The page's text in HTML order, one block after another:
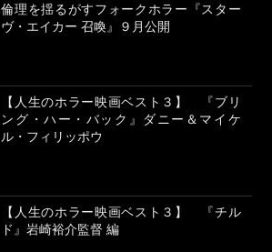
倫理を揺るがすフォークホラー『スター
ヴ・エイカー 召喚』９月公開
【人生のホラー映画ベスト３】 『ブリ
ング・ハー・バック』ダニー＆マイケ
ル・フィリッポウ
【人生のホラー映画ベスト３】 『チル
ド』岩崎裕介監督 編